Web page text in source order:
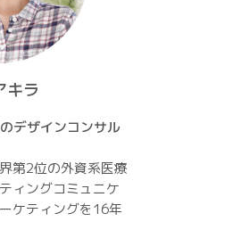
キラ
デザインコンサル
第2位の外資系医療
ィングコミュニケ
ケティングを16年